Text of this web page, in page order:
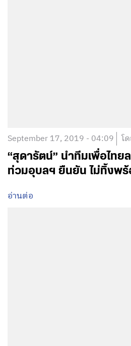
September 17, 2019 - 04:09 โ
“สุดารัตน์” นำทีมเพื่อไทย
ท่วมอุบลฯ ยืนยัน ไม่ทิ้งพ
อ่านต่อ